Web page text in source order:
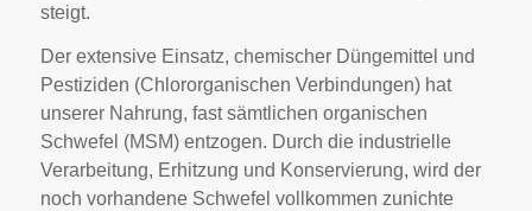
steigt.
Der extensive Einsatz, chemischer Düngemittel und
Pestiziden (Chlororganischen Verbindungen) hat
unserer Nahrung, fast sämtlichen organischen
Schwefel (MSM) entzogen. Durch die industrielle
Verarbeitung, Erhitzung und Konservierung, wird der
noch vorhandene Schwefel vollkommen zunichte